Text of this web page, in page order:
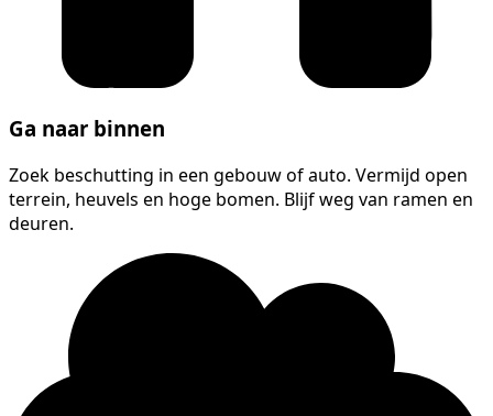
Ga naar binnen
Zoek beschutting in een gebouw of auto. Vermijd open
terrein, heuvels en hoge bomen. Blijf weg van ramen en
deuren.